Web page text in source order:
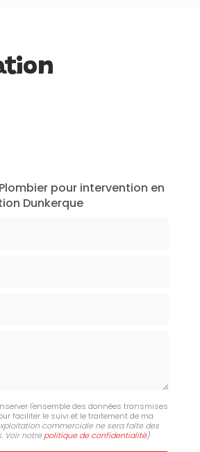
pour intervention en
Dunkerque
l'ensemble des données transmises
faciliter le suivi et le traitement de ma
commerciale ne sera faite des
Voir notre politique de confidentialité)